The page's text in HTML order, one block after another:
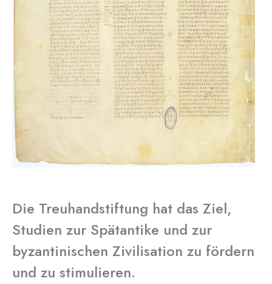
Die Treuhandstiftung hat das Ziel,
Studien zur Spätantike und zur
byzantinischen Zivilisation zu fördern
und zu stimulieren.